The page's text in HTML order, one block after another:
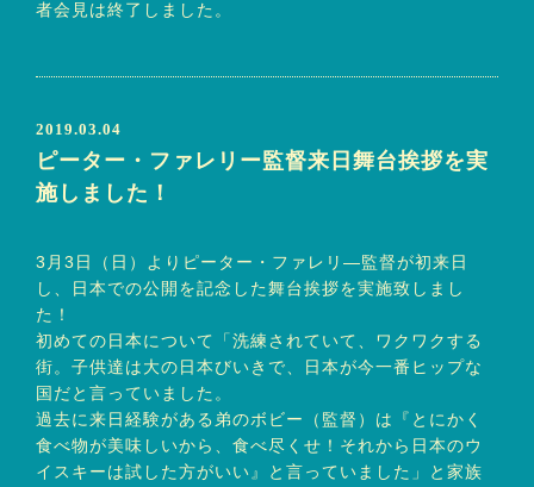
者会見は終了しました。
2019.03.04
ピーター・ファレリー監督来日舞台挨拶を実
施しました！
3月3日（日）よりピーター・ファレリ―監督が初来日
し、日本での公開を記念した舞台挨拶を実施致しまし
た！
初めての日本について「洗練されていて、ワクワクする
街。子供達は大の日本びいきで、日本が今一番ヒップな
国だと言っていました。
過去に来日経験がある弟のボビー（監督）は『とにかく
食べ物が美味しいから、食べ尽くせ！それから日本のウ
イスキーは試した方がいい』と言っていました」と家族